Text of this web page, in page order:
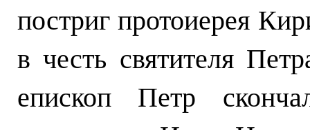
постриг протоиерея
в честь святителя
епископ Петр